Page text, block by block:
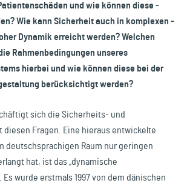
und wie können diese
Wie kann Sicherheit auch in komplexen
Dynamik erreicht werden? Welchen
Rahmenbedingungen unseres
hierbei und wie können diese bei der
berücksichtigt werden?
sich die Sicherheits- und
diesen Fragen. Eine hieraus entwickelte
deutschsprachigen Raum nur geringen
hat, ist das „dynamische
wurde erstmals 1997 von dem dänischen